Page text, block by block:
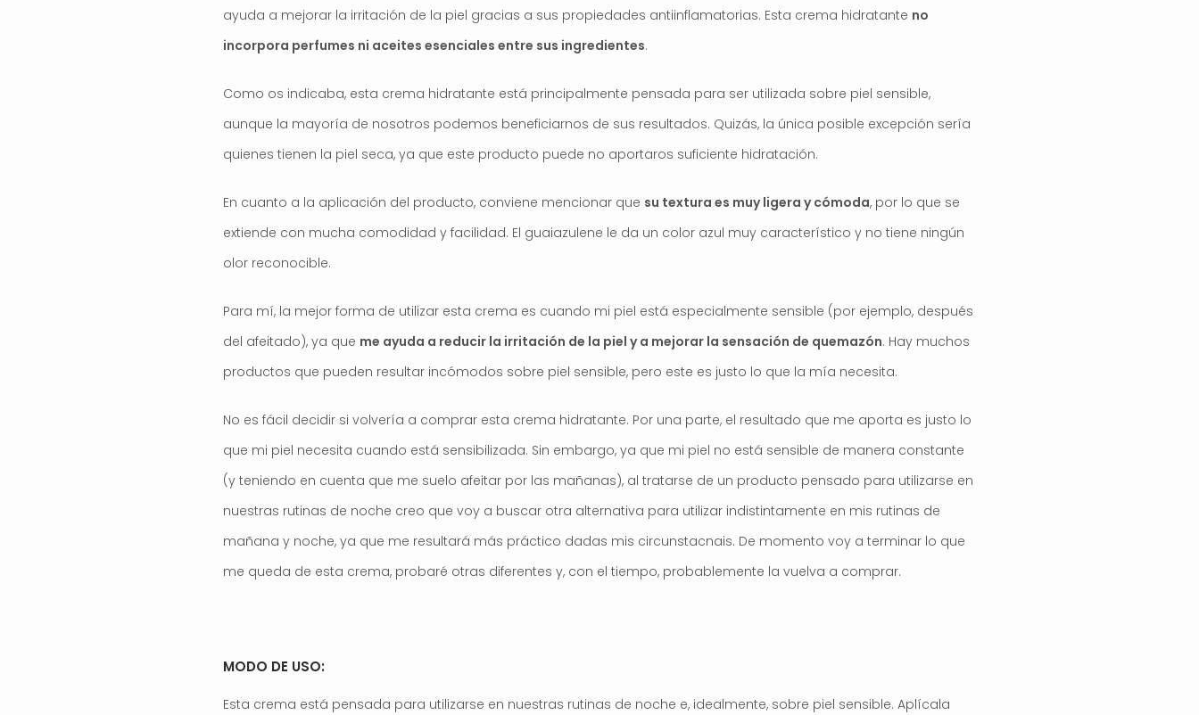
ayuda a mejorar la irritación de la piel gracias a sus propiedades antiinflamatorias. Esta crema hidratante no
incorpora perfumes ni aceites esenciales entre sus ingredientes.
Como os indicaba, esta crema hidratante está principalmente pensada para ser utilizada sobre piel sensible,
aunque la mayoría de nosotros podemos beneficiarnos de sus resultados. Quizás, la única posible excepción sería
quienes tienen la piel seca, ya que este producto puede no aportaros suficiente hidratación.
En cuanto a la aplicación del producto, conviene mencionar que su textura es muy ligera y cómoda, por lo que se
extiende con mucha comodidad y facilidad. El guaiazulene le da un color azul muy característico y no tiene ningún
olor reconocible.
Para mí, la mejor forma de utilizar esta crema es cuando mi piel está especialmente sensible (por ejemplo, después
del afeitado), ya que me ayuda a reducir la irritación de la piel y a mejorar la sensación de quemazón. Hay muchos
productos que pueden resultar incómodos sobre piel sensible, pero este es justo lo que la mía necesita.
No es fácil decidir si volvería a comprar esta crema hidratante. Por una parte, el resultado que me aporta es justo lo
que mi piel necesita cuando está sensibilizada. Sin embargo, ya que mi piel no está sensible de manera constante
(y teniendo en cuenta que me suelo afeitar por las mañanas), al tratarse de un producto pensado para utilizarse en
nuestras rutinas de noche creo que voy a buscar otra alternativa para utilizar indistintamente en mis rutinas de
mañana y noche, ya que me resultará más práctico dadas mis circunstacnais. De momento voy a terminar lo que
me queda de esta crema, probaré otras diferentes y, con el tiempo, probablemente la vuelva a comprar.
MODO DE USO:
Esta crema está pensada para utilizarse en nuestras rutinas de noche e, idealmente, sobre piel sensible. Aplícala